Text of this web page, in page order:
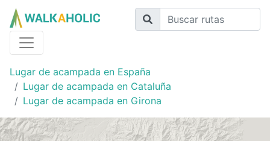
Lugar de acampada en España
Lugar de acampada en Cataluña
Lugar de acampada en Girona